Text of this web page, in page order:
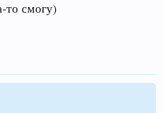
то смогу)